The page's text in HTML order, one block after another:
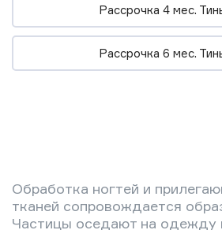
Рассрочка 4 мес.
Рассрочка 6 мес.
Обработка ногтей и
тканей сопровождается
Частицы оседают на одежду